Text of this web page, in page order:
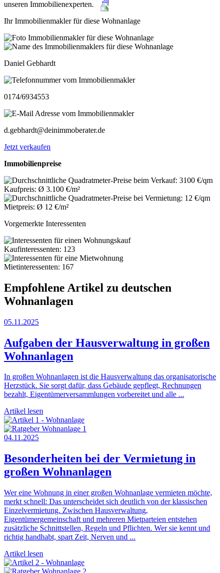
unseren Immobilienexperten.
Ihr Immobilienmakler für diese Wohnanlage
Daniel Gebhardt
0174/6934553
d.gebhardt@deinimmoberater.de
Jetzt verkaufen
Immobilienpreise
Kaufpreis: Ø 3.100 €/m²
Mietpreis: Ø 12 €/m²
Vorgemerkte Interessenten
Kaufinteressenten: 123
Mietinteressenten: 167
Empfohlene Artikel zu deutschen
Wohnanlagen
05.11.2025
Aufgaben der Hausverwaltung in großen
Wohnanlagen
In großen Wohnanlagen ist die Hausverwaltung das organisatorische
Herzstück. Sie sorgt dafür, dass Gebäude gepflegt, Rechnungen
bezahlt, Eigentümerversammlungen vorbereitet und alle ...
Artikel lesen
04.11.2025
Besonderheiten bei der Vermietung in
großen Wohnanlagen
Wer eine Wohnung in einer großen Wohnanlage vermieten möchte,
merkt schnell: Das unterscheidet sich deutlich von der klassischen
Einzelvermietung. Zwischen Hausverwaltung,
Eigentümergemeinschaft und mehreren Mietparteien entstehen
zusätzliche Schnittstellen, Regeln und Pflichten. Wer sie kennt und
richtig handhabt, spart Zeit, Nerven und ...
Artikel lesen